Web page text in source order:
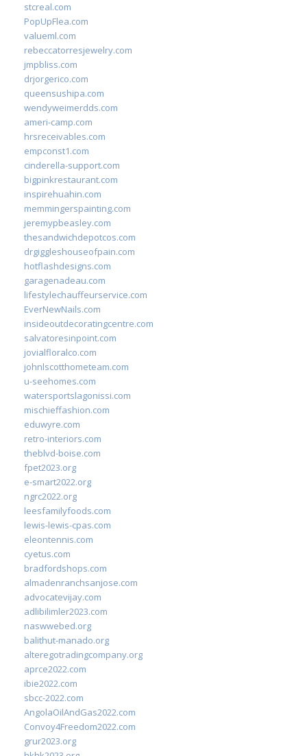
stcreal.com
PopUpFlea.com
valueml.com
rebeccatorresjewelry.com
jmpbliss.com
drjorgerico.com
queensushipa.com
wendyweimerdds.com
ameri-camp.com
hrsreceivables.com
empconst1.com
cinderella-support.com
bigpinkrestaurant.com
inspirehuahin.com
memmingerspainting.com
jeremypbeasley.com
thesandwichdepotcos.com
drgiggleshouseofpain.com
hotflashdesigns.com
garagenadeau.com
lifestylechauffeurservice.com
EverNewNails.com
insideoutdecoratingcentre.com
salvatoresinpoint.com
jovialfloralco.com
johnlscotthometeam.com
u-seehomes.com
watersportslagonissi.com
mischieffashion.com
eduwyre.com
retro-interiors.com
theblvd-boise.com
fpet2023.org
e-smart2022.org
ngrc2022.org
leesfamilyfoods.com
lewis-lewis-cpas.com
eleontennis.com
cyetus.com
bradfordshops.com
almadenranchsanjose.com
advocatevijay.com
adlibilimler2023.com
naswwebed.org
balithut-manado.org
alteregotradingcompany.org
aprce2022.com
ibie2022.com
sbcc-2022.com
AngolaOilAndGas2022.com
Convoy4Freedom2022.com
grur2023.org